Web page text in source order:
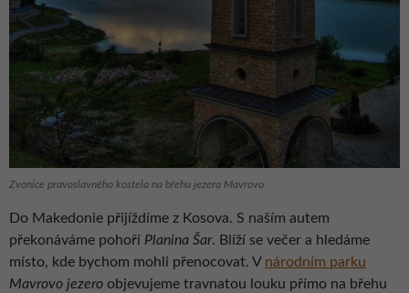
Zvonice pravoslavného kostela na břehu jezera Mavrovo
Do Makedonie přijíždíme z Kosova. S naším autem
překonáváme pohoří Planina Šar. Blíží se večer a hledáme
místo, kde bychom mohli přenocovat. V národním parku
Mavrovo jezero objevujeme travnatou louku přímo na břehu